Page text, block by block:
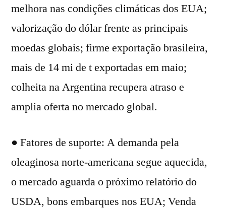
melhora nas condições climáticas dos EUA;
valorização do dólar frente as principais
moedas globais; firme exportação brasileira,
mais de 14 mi de t exportadas em maio;
colheita na Argentina recupera atraso e
amplia oferta no mercado global.
● Fatores de suporte: A demanda pela
oleaginosa norte-americana segue aquecida,
o mercado aguarda o próximo relatório do
USDA, bons embarques nos EUA; Venda